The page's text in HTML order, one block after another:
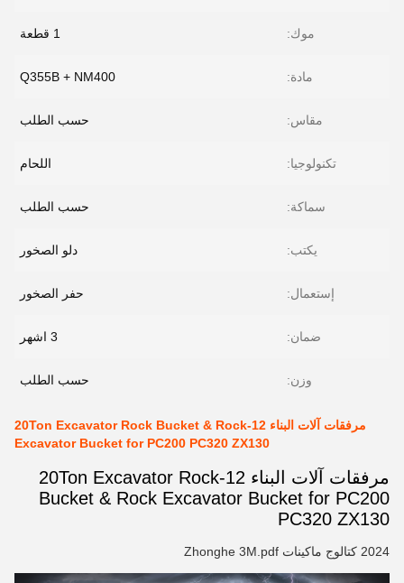
موك: 1 قطعة
مادة: Q355B + NM400
مقاس: حسب الطلب
تكنولوجيا: اللحام
سماكة: حسب الطلب
يكتب: دلو الصخور
إستعمال: حفر الصخور
ضمان: 3 اشهر
وزن: حسب الطلب
مرفقات آلات البناء 12-20Ton Excavator Rock Bucket & Rock
Excavator Bucket for PC200 PC320 ZX130
مرفقات آلات البناء 12-20Ton Excavator Rock
Bucket & Rock Excavator Bucket for PC200
PC320 ZX130
2024 كتالوج ماكينات Zhonghe 3M.pdf